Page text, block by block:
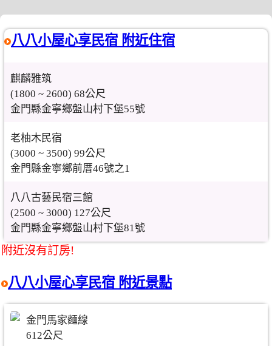
八八小屋心享民宿 附近住宿
麒麟雅筑
(1800 ~ 2600) 68公尺
金門縣金寧鄉盤山村下堡55號
老柚木民宿
(3000 ~ 3500) 99公尺
金門縣金寧鄉前厝46號之1
八八古藝民宿三館
(2500 ~ 3000) 127公尺
金門縣金寧鄉盤山村下堡81號
附近沒有訂房!
八八小屋心享民宿 附近景點
金門馬家麵線
612公尺